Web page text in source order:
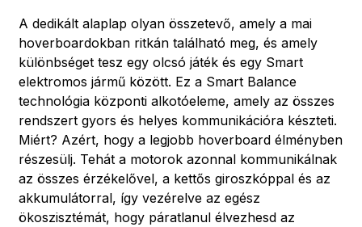
A dedikált alaplap olyan összetevő, amely a mai
hoverboardokban ritkán található meg, és amely
különbséget tesz egy olcsó játék és egy Smart
elektromos jármű között. Ez a Smart Balance
technológia központi alkotóeleme, amely az összes
rendszert gyors és helyes kommunikációra készteti.
Miért? Azért, hogy a legjobb hoverboard élményben
részesülj. Tehát a motorok azonnal kommunikálnak
az összes érzékelővel, a kettős giroszkóppal és az
akkumulátorral, így vezérelve az egész
ökoszisztémát, hogy páratlanul élvezhesd az